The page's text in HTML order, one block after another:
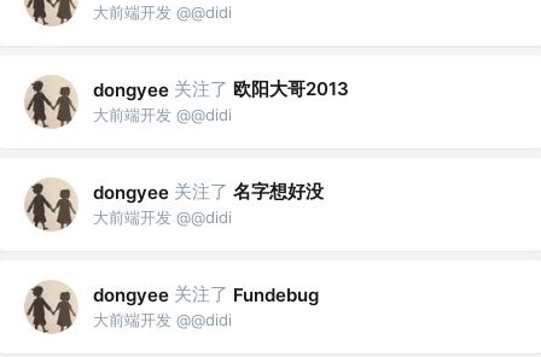
大前端开发 @@didi
dongyee 关注了 欧阳大哥2013
大前端开发 @@didi
dongyee 关注了 名字想好没
大前端开发 @@didi
dongyee 关注了 Fundebug
大前端开发 @@didi